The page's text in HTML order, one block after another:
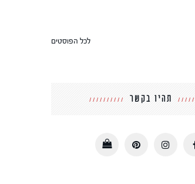
לכל הפוסטים
תהיו בקשר